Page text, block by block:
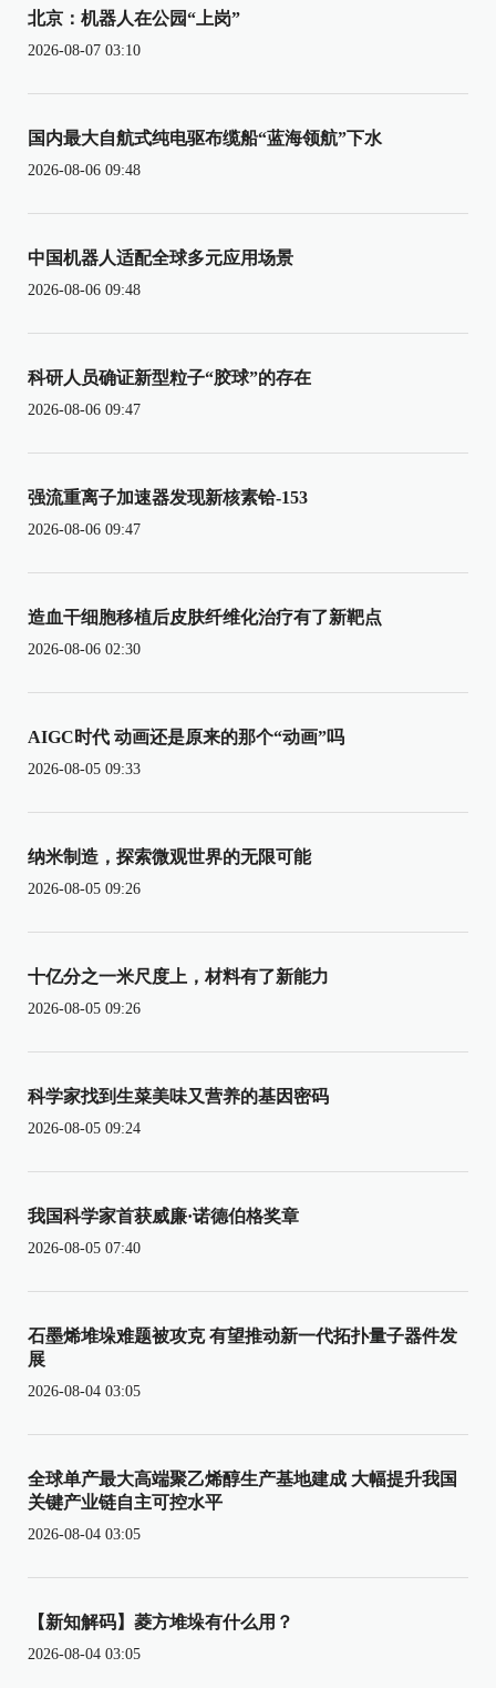
北京：机器人在公园“上岗”
2026-08-07 03:10
国内最大自航式纯电驱布缆船“蓝海领航”下水
2026-08-06 09:48
中国机器人适配全球多元应用场景
2026-08-06 09:48
科研人员确证新型粒子“胶球”的存在
2026-08-06 09:47
强流重离子加速器发现新核素铪-153
2026-08-06 09:47
造血干细胞移植后皮肤纤维化治疗有了新靶点
2026-08-06 02:30
AIGC时代 动画还是原来的那个“动画”吗
2026-08-05 09:33
纳米制造，探索微观世界的无限可能
2026-08-05 09:26
十亿分之一米尺度上，材料有了新能力
2026-08-05 09:26
科学家找到生菜美味又营养的基因密码
2026-08-05 09:24
我国科学家首获威廉·诺德伯格奖章
2026-08-05 07:40
石墨烯堆垛难题被攻克 有望推动新一代拓扑量子器件发
展
2026-08-04 03:05
全球单产最大高端聚乙烯醇生产基地建成 大幅提升我国
关键产业链自主可控水平
2026-08-04 03:05
【新知解码】菱方堆垛有什么用？
2026-08-04 03:05